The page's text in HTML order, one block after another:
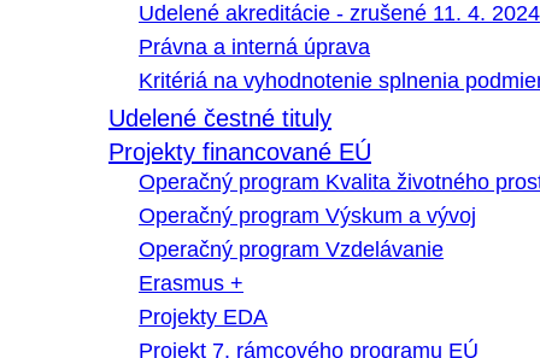
Udelené akreditácie - zrušené 11. 4. 2024
Právna a interná úprava
Kritériá na vyhodnotenie splnenia
Udelené čestné tituly
Projekty financované EÚ
Operačný program Kvalita životného
Operačný program Výskum a vývoj
Operačný program Vzdelávanie
Erasmus +
Projekty EDA
Projekt 7. rámcového programu EÚ